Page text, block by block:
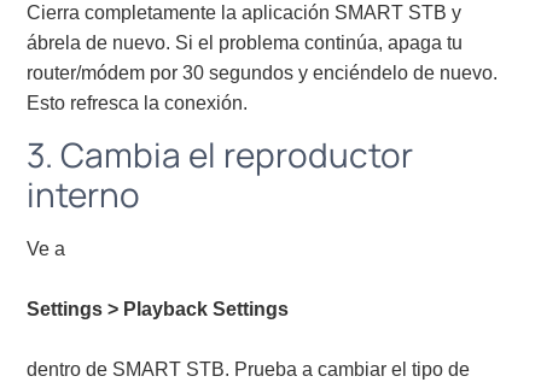
Cierra completamente la aplicación SMART STB y
ábrela de nuevo. Si el problema continúa, apaga tu
router/módem por 30 segundos y enciéndelo de nuevo.
Esto refresca la conexión.
3. Cambia el reproductor
interno
Ve a
Settings > Playback Settings
dentro de SMART STB. Prueba a cambiar el tipo de